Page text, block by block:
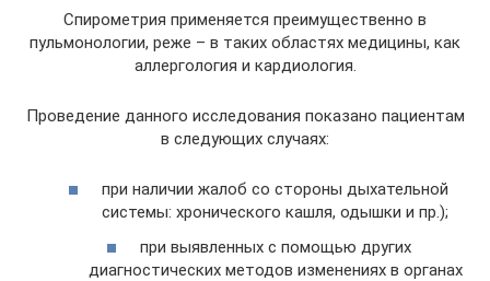
Спирометрия применяется преимущественно в
пульмонологии, реже – в таких областях медицины, как
аллергология и кардиология.
Проведение данного исследования показано пациентам
в следующих случаях:
при наличии жалоб со стороны дыхательной
системы: хронического кашля, одышки и пр.);
при выявленных с помощью других
диагностических методов изменениях в органах